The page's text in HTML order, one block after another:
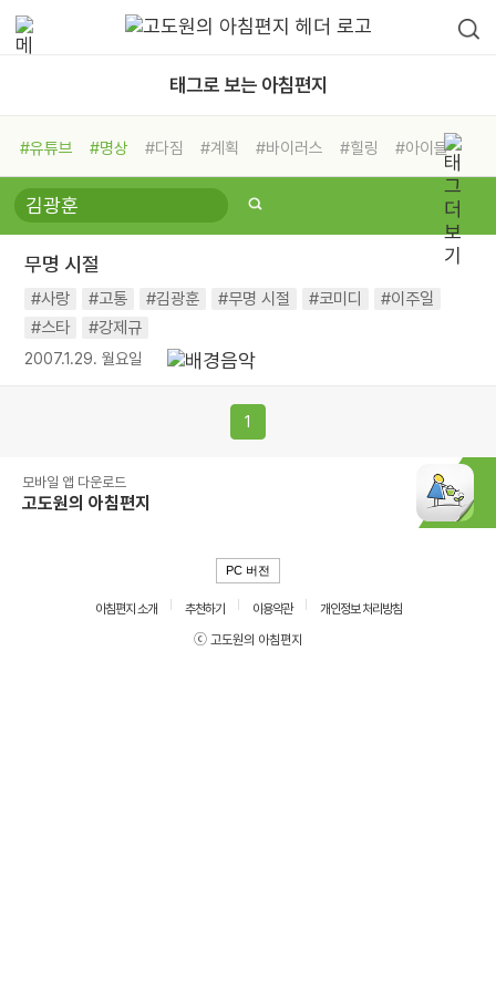
태그로 보는 아침편지
#유튜브 #명상 #다짐 #계획 #바이러스 #힐링
#아이들
#비전캠프
#독서캠프 #삶
#희망
#나눔 #친구 #링컨학교
#독서
#건강
무명 시절
#사랑 #고통 #김광훈 #무명 시절 #코미디
#이주일
#스타
#강제규
2007.1.29. 월요일
1
모바일 앱 다운로드
고도원의 아침편지
PC 버전
아침편지 소개 추천하기 이용약관
개인정보 처리방침
ⓒ 고도원의 아침편지